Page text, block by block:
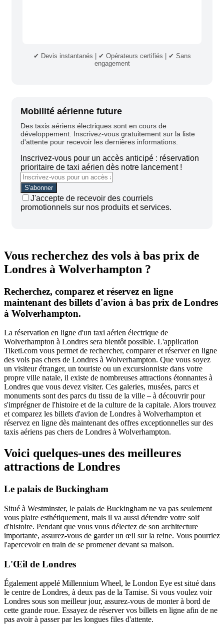
✔ Devis instantanés | ✔ Opérateurs certifiés | ✔ Sans
engagement
Mobilité aérienne future
Des taxis aériens électriques sont en cours de
développement. Inscrivez-vous gratuitement sur la liste
d'attente pour recevoir les dernières informations.
Inscrivez-vous pour un accès anticipé : réservation
prioritaire de taxi aérien dès notre lancement !
J'accepte de recevoir des courriels
promotionnels sur nos produits et services.
Vous recherchez des vols à bas prix de
Londres à Wolverhampton ?
Recherchez, comparez et réservez en ligne
maintenant des billets d'avion à bas prix de Londres
à Wolverhampton.
La réservation en ligne d'un taxi aérien électrique de
Wolverhampton à Londres sera bientôt possible. L'application
Tiketi.com vous permet de rechercher, comparer et réserver en ligne
des vols pas chers de Londres à Wolverhampton. Que vous soyez
un visiteur étranger, un touriste ou un excursionniste dans votre
propre ville natale, il existe de nombreuses attractions étonnantes à
Londres que vous devez visiter. Ces galeries, musées, parcs et
monuments sont des parcs du tissu de la ville – à découvrir pour
s'imprégner de l'histoire et de la culture de la capitale. Alors trouvez
et comparez les billets d'avion de Londres à Wolverhampton et
réservez en ligne dès maintenant des offres exceptionnelles sur des
taxis aériens pas chers de Londres à Wolverhampton.
Voici quelques-unes des meilleures
attractions de Londres
Le palais de Buckingham
Situé à Westminster, le palais de Buckingham ne va pas seulement
vous plaire esthétiquement, mais il va aussi détendre votre soif
d'histoire. Pendant que vous vous délectez de son architecture
importante, assurez-vous de garder un œil sur la reine. Vous pourriez
l'apercevoir en train de se promener devant sa maison.
L'Œil de Londres
Également appelé Millennium Wheel, le London Eye est situé dans
le centre de Londres, à deux pas de la Tamise. Si vous voulez voir
Londres sous son meilleur jour, assurez-vous de monter à bord de
cette grande roue. Essayez de réserver vos billets en ligne afin de ne
pas avoir à passer par les longues files d'attente.